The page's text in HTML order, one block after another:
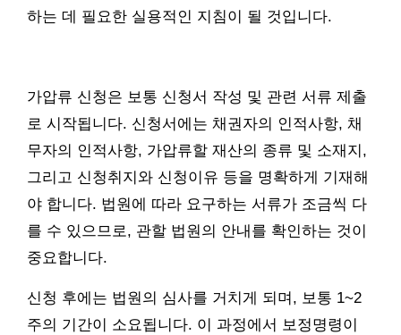
하는 데 필요한 실용적인 지침이 될 것입니다.
가압류 신청은 보통 신청서 작성 및 관련 서류 제출
로 시작됩니다. 신청서에는 채권자의 인적사항, 채
무자의 인적사항, 가압류할 재산의 종류 및 소재지,
그리고 신청취지와 신청이유 등을 명확하게 기재해
야 합니다. 법원에 따라 요구하는 서류가 조금씩 다
를 수 있으므로, 관할 법원의 안내를 확인하는 것이
중요합니다.
신청 후에는 법원의 심사를 거치게 되며, 보통 1~2
주의 기간이 소요됩니다. 이 과정에서 보정명령이